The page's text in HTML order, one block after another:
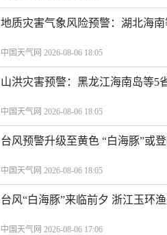
地质灾害气象风险预警：湖北海
中国天气网 2026-08-06 18:05
山洪灾害预警：黑龙江海南岛等5
中国天气网 2026-08-06 18:05
台风预警升级至黄色 “白海豚”或
中国天气网 2026-08-06 18:05
台风“白海豚”来临前夕 浙江玉环
中国天气网 2026-08-06 17:06